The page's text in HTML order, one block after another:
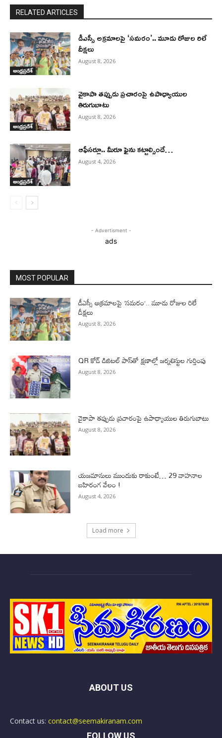
RELATED ARTICLES
ఆంధ్రప్రదేశ్
డీఎస్సీ అక్రమాలపై ‘సమరం’.. మూడు రోజుల రిలే
దీక్షలు
August 8, 2026
ఆంధ్రప్రదేశ్
వైకాపా తప్పుడు ప్రచారంపై ఉపాధ్యాయుల
తిరుగుబాటు
August 8, 2026
ఆంధ్రప్రదేశ్
ఆఫీసర్లూ.. మీరూ ఫైను కట్టాల్సిందే…
August 4, 2026
- Advertisment -
ads
MOST POPULAR
డీఎస్సీ అక్రమాలపై ‘సమరం’.. మూడు రోజుల రిలే
దీక్షలు
August 8, 2026
QR కోడ్ డిజిటల్ పాస్‌తో క్షణాల్లో జర్నలిస్టుల గుర్తింపు
August 8, 2026
వైకాపా తప్పుడు ప్రచారంపై ఉపాధ్యాయుల తిరుగుబాటు
August 8, 2026
యజమానులు ముందుకు రాకుంటే… 29 వాహనాల
బహిరంగ వేలం !
August 4, 2026
Load more
ABOUT US
Contact us: contact@seemakiranam.com
FOLLOW US